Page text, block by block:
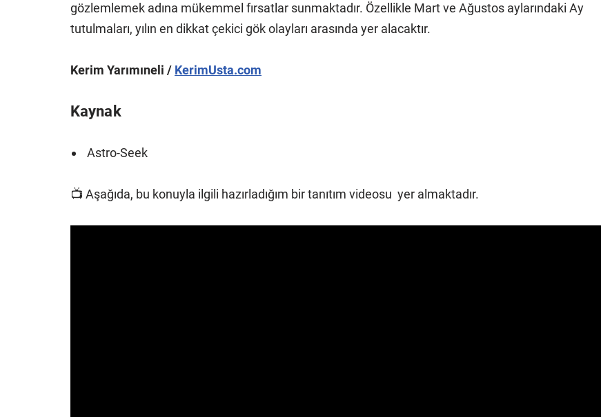
gözlemlemek adına mükemmel fırsatlar sunmaktadır. Özellikle Mart ve Ağustos aylarındaki Ay
tutulmaları, yılın en dikkat çekici gök olayları arasında yer alacaktır.
Kerim Yarımıneli / KerimUsta.com
Kaynak
Astro-Seek
📺 Aşağıda, bu konuyla ilgili hazırladığım bir tanıtım videosu yer almaktadır.